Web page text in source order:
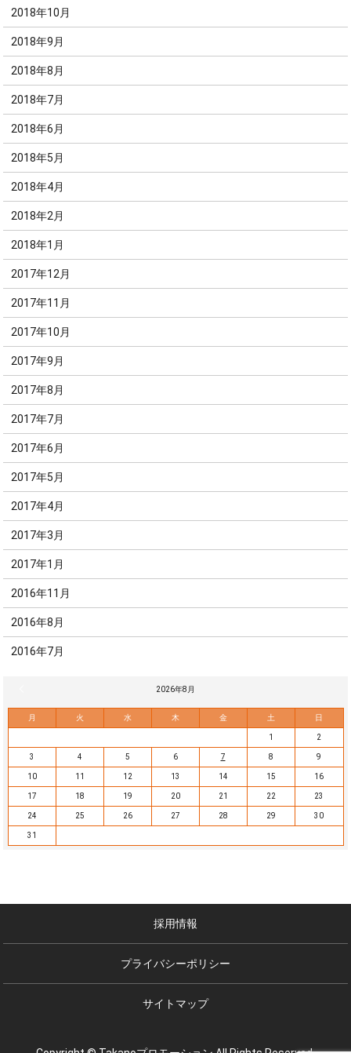
2018年10月
2018年9月
2018年8月
2018年7月
2018年6月
2018年5月
2018年4月
2018年2月
2018年1月
2017年12月
2017年11月
2017年10月
2017年9月
2017年8月
2017年7月
2017年6月
2017年5月
2017年4月
2017年3月
2017年1月
2016年11月
2016年8月
2016年7月
2026年8月
月 火 水 木 金 土 日
1 2
3 4 5 6 7 8 9
10 11 12 13 14 15 16
17 18 19 20 21 22 23
24 25 26 27 28 29 30
31
採用情報
プライバシーポリシー
サイトマップ